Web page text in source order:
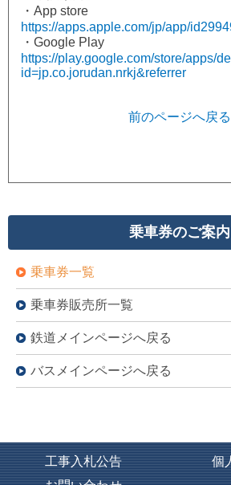
・App store
https://apps.apple.com/jp/app/
・Google Play
https://play.google.com/store/apps/
id=jp.co.jorudan.nrkj&referrer
前のページへ戻る
乗車券のご案内
乗車券一覧
乗車券販売所一覧
鉄道メインページへ戻る
バスメインページへ戻る
工事入札公告
個